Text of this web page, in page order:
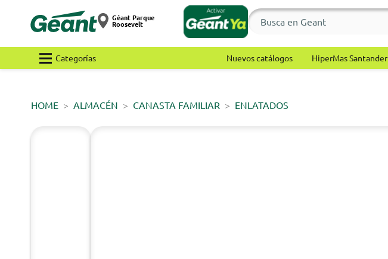
Géant Parque
Roosevelt
Categorías Nuevos catálogos HiperMas Santander
HOME ALMACÉN CANASTA FAMILIAR ENLATADOS